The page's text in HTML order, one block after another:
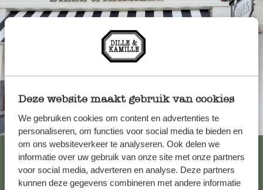
Deze website maakt gebruik van cookies
We gebruiken cookies om content en advertenties te
personaliseren, om functies voor social media te bieden en
om ons websiteverkeer te analyseren. Ook delen we
informatie over uw gebruik van onze site met onze partners
voor social media, adverteren en analyse. Deze partners
kunnen deze gegevens combineren met andere informatie
Altijd in de buurt
Bekijk alle 62 winkels
Enkel een score, geen toelichting